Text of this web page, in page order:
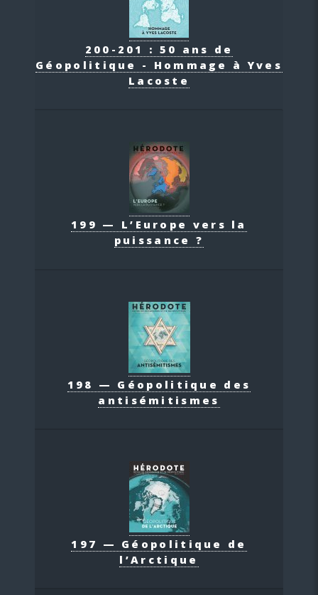
200-201 : 50 ans de
Géopolitique - Hommage à Yves
Lacoste
199 — L’Europe vers la
puissance ?
198 — Géopolitique des
antisémitismes
197 — Géopolitique de
l’Arctique